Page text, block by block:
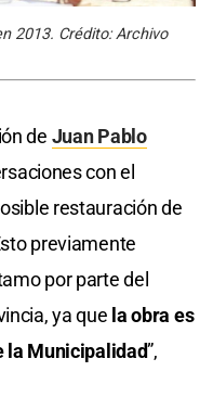
2013. Crédito: Archivo
de Juan Pablo
con el
restauración de
previamente
por parte del
ya que la obra es
la Municipalidad”,